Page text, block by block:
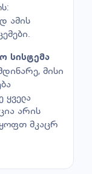
ამის
სისტემა
მისი
ყველა
არის
მკაცრ